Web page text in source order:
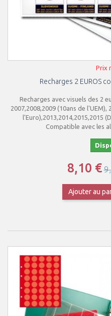
Prix
Recharges 2 EUROS
Recharges avec visuels des 2
2007,2008,2009 (10ans de l'UEM),
l'Euro),2013,2014,2015,2015
Compatible avec les
8,10 €
Ajouter au